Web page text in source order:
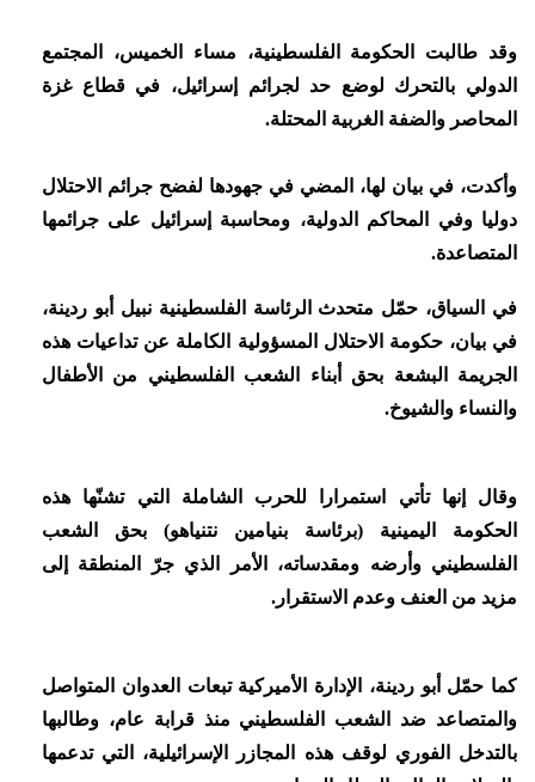
وقد طالبت الحكومة الفلسطينية، مساء الخميس، المجتمع
الدولي بالتحرك لوضع حد لجرائم إسرائيل، في قطاع غزة
المحاصر والضفة الغربية المحتلة.
وأكدت، في بيان لها، المضي في جهودها لفضح جرائم الاحتلال
دوليا وفي المحاكم الدولية، ومحاسبة إسرائيل على جرائمها
المتصاعدة.
في السياق، حمّل متحدث الرئاسة الفلسطينية نبيل أبو ردينة،
في بيان، حكومة الاحتلال المسؤولية الكاملة عن تداعيات هذه
الجريمة البشعة بحق أبناء الشعب الفلسطيني من الأطفال
والنساء والشيوخ.
وقال إنها تأتي استمرارا للحرب الشاملة التي تشنّها هذه
الحكومة اليمينية (برئاسة بنيامين نتنياهو) بحق الشعب
الفلسطيني وأرضه ومقدساته، الأمر الذي جرّ المنطقة إلى
مزيد من العنف وعدم الاستقرار.
كما حمّل أبو ردينة، الإدارة الأميركية تبعات العدوان المتواصل
والمتصاعد ضد الشعب الفلسطيني منذ قرابة عام، وطالبها
بالتدخل الفوري لوقف هذه المجازر الإسرائيلية، التي تدعمها